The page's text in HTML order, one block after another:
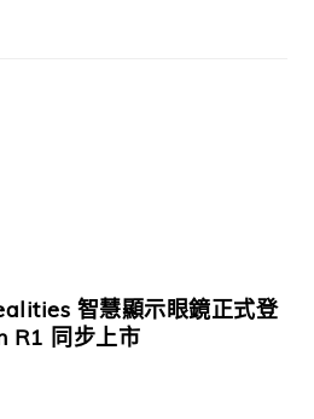
智慧顯示眼鏡正式登
R1 同步上市